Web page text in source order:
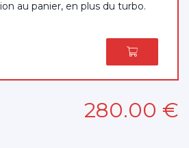
au panier, en plus du turbo.
280.00 €